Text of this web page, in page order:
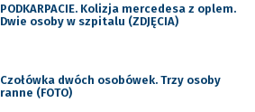
PODKARPACIE. Kolizja mercedesa z oplem.
Dwie osoby w szpitalu (ZDJĘCIA)
Czołówka dwóch osobówek. Trzy osoby
ranne (FOTO)